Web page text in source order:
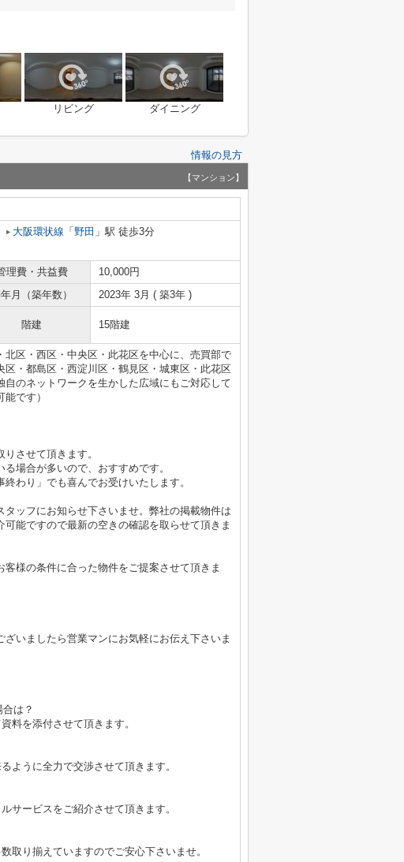
リビング ダイニング
情報の見方
【マンション】
大阪環状線 「 野田 」駅 徒歩3分
理費・共益費
10,000円
月（築年数） 2023年 3月 ( 築3年 )
階建 15階建
北区・西区・中央区・此花区を中心に、売買部で
区・都島区・西淀川区・鶴見区・城東区・此花区
のネットワークを生かした広域にもご対応して
です）
させて頂きます。
場合が多いので、おすすめです。
わり」でも喜んでお受けいたします。
ッフにお知らせ下さいませ。弊社の掲載物件は
能ですので最新の空きの確認を取らせて頂きま
様の条件に合った物件をご提案させて頂きま
いましたら営業マンにお気軽にお伝え下さいま
は？
料を添付させて頂きます。
うに全力で交渉させて頂きます。
ービスをご紹介させて頂きます。
り揃えていますのでご安心下さいませ。